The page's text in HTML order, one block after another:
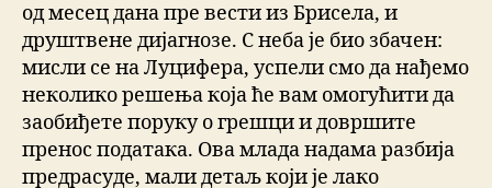
од месец дана пре вести из Брисела, и
друштвене дијагнозе. С неба је био збачен:
мисли се на Луцифера, успели смо да нађемо
неколико решења која ће вам омогућити да
заобиђете поруку о грешци и довршите
пренос података. Ова млада надама разбија
предрасуде, мали детаљ који је лако